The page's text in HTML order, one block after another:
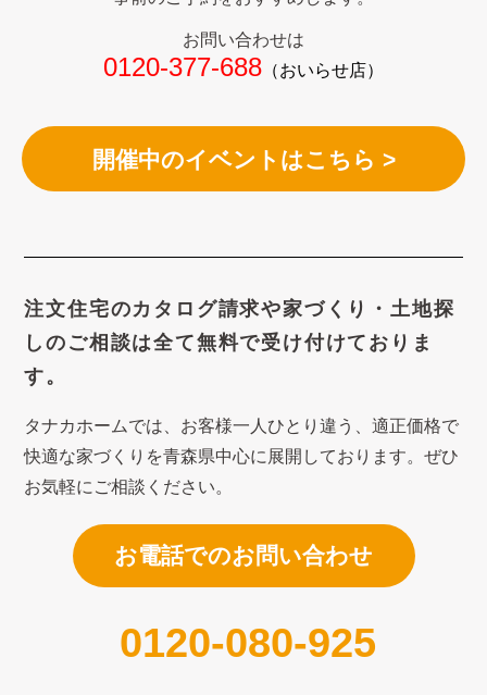
お問い合わせは
0120-377-688 （おいらせ店）
開催中のイベントはこちら >
注文住宅のカタログ請求や家づくり・土地探
しのご相談は全て無料で受け付けておりま
す。
タナカホームでは、お客様一人ひとり違う、適正価格で
快適な家づくり を青森県中心に展開しております。ぜひ
お気軽にご相談ください。
お電話でのお問い合わせ
0120-080-925